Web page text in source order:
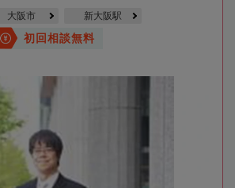
大阪市 新大阪駅
初回相談無料